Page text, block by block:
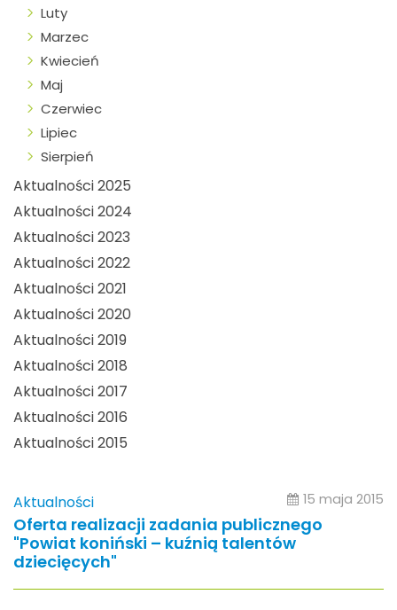
Luty
Marzec
Kwiecień
Maj
Czerwiec
Lipiec
Sierpień
Aktualności 2025
Aktualności 2024
Aktualności 2023
Aktualności 2022
Aktualności 2021
Aktualności 2020
Aktualności 2019
Aktualności 2018
Aktualności 2017
Aktualności 2016
Aktualności 2015
Aktualności 15 maja 2015
Oferta realizacji zadania publicznego
"Powiat koniński – kuźnią talentów
dziecięcych"